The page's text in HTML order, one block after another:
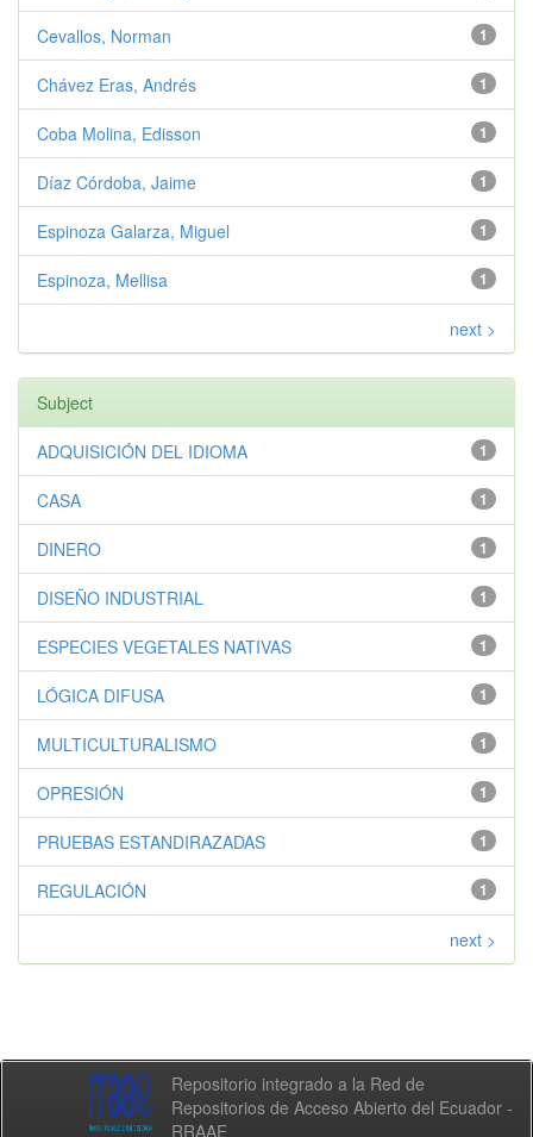
1
Cevallos, Norman
1
Chávez Eras, Andrés
1
Coba Molina, Edisson
1
Díaz Córdoba, Jaime
1
Espinoza Galarza, Miguel
1
Espinoza, Mellisa
next >
Subject
1
ADQUISICIÓN DEL IDIOMA
1
CASA
1
DINERO
1
DISEÑO INDUSTRIAL
1
ESPECIES VEGETALES NATIVAS
1
LÓGICA DIFUSA
1
MULTICULTURALISMO
1
OPRESIÓN
1
PRUEBAS ESTANDIRAZADAS
1
REGULACIÓN
next >
Repositorio integrado a la Red de
Repositorios de Acceso Abierto del Ecuador -
RRAAE